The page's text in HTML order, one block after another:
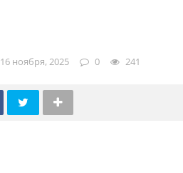
16 ноября, 2025 0 241